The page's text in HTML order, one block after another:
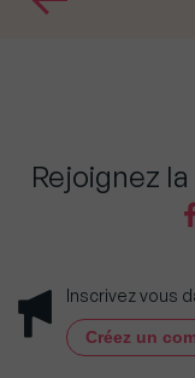
Rejoignez
Inscrivez vous
Créez un